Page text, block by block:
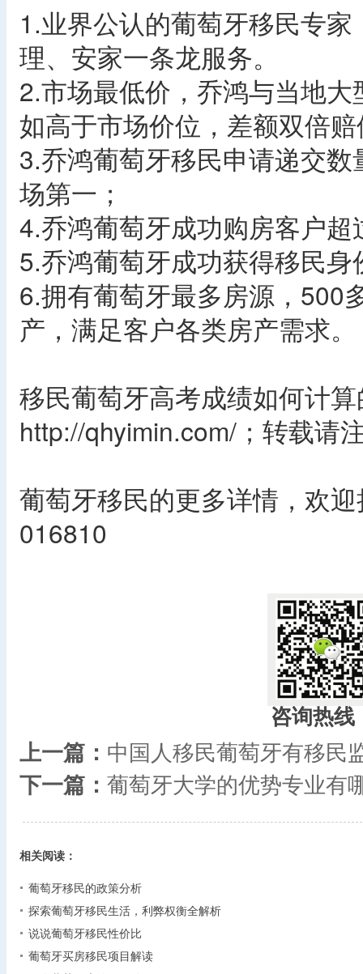
1.业界公认的葡萄牙移民专
理、安家一条龙服务。
2.市场最低价，乔鸿与当地
如高于市场价位，差额双倍
3.乔鸿葡萄牙移民申请递交
场第一；
4.乔鸿葡萄牙成功购房客户
5.乔鸿葡萄牙成功获得移民
6.拥有葡萄牙最多房源，500
产，满足客户各类房产需求。
移民葡萄牙高考成绩如何计
http://qhyimin.com/；转载请
葡萄牙移民的更多详情，欢
016810
咨询热线
上一篇： 中国人移民葡萄牙有移民
下一篇： 葡萄牙大学的优势专业有
相关阅读：
葡萄牙移民的政策分析
探索葡萄牙移民生活，利弊权衡全解析
说说葡萄牙移民性价比
葡萄牙买房移民项目解读